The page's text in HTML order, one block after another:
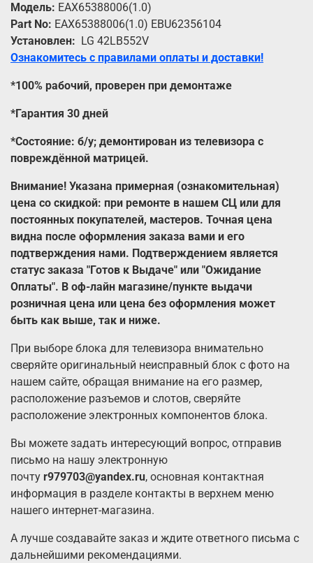
Модель: EAX65388006(1.0)
Part No: EAX65388006(1.0) EBU62356104
Установлен: LG 42LB552V
Ознакомитесь с правилами оплаты и доставки!
*100% рабочий, проверен при демонтаже
*Гарантия 30 дней
*Состояние: б/у; демонтирован из телевизора с
повреждённой матрицей.
Внимание! Указана примерная (ознакомительная)
цена со скидкой: при ремонте в нашем СЦ или для
постоянных покупателей, мастеров. Точная цена
видна после оформления заказа вами и его
подтверждения нами. Подтверждением является
статус заказа "Готов к Выдаче" или "Ожидание
Оплаты". В оф-лайн магазине/пункте выдачи
розничная цена или цена без оформления может
быть как выше, так и ниже.
При выборе блока для телевизора внимательно
сверяйте оригинальный неисправный блок с фото на
нашем сайте, обращая внимание на его размер,
расположение разъемов и слотов, сверяйте
расположение электронных компонентов блока.
Вы можете задать интересующий вопрос, отправив
письмо на нашу электронную
почту r979703@yandex.ru, основная контактная
информация в разделе контакты в верхнем меню
нашего интернет-магазина.
А лучше создавайте заказ и ждите ответного письма с
дальнейшими рекомендациями.